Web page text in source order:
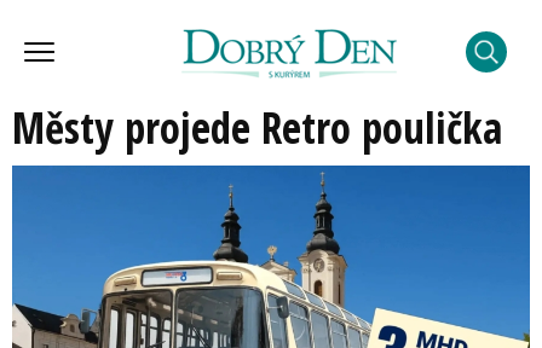
Městy projede Retro poulička